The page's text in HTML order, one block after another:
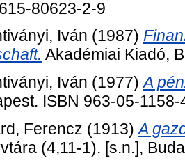
80623-2-9
Iván (1987)
Akadémiai Kiadó,
Iván (1977)A
ISBN 963-05-1158-
Ferencz (1913)A
(4,11-1). [s.n.],